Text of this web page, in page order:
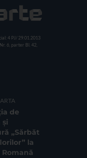
4 PJ/ 29.01.2013
6, parter Bl. 42,
de
și
„Sărbăt
la
Romană